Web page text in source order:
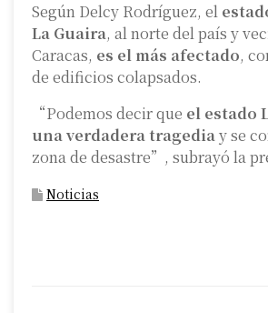
Según Delcy Rodríguez, el
La Guaira, al norte del país y
Caracas, es el más afectado,
de edificios colapsados.
“Podemos decir que el estado
una verdadera tragediay se
zona de desastre”, subrayó la
Noticias